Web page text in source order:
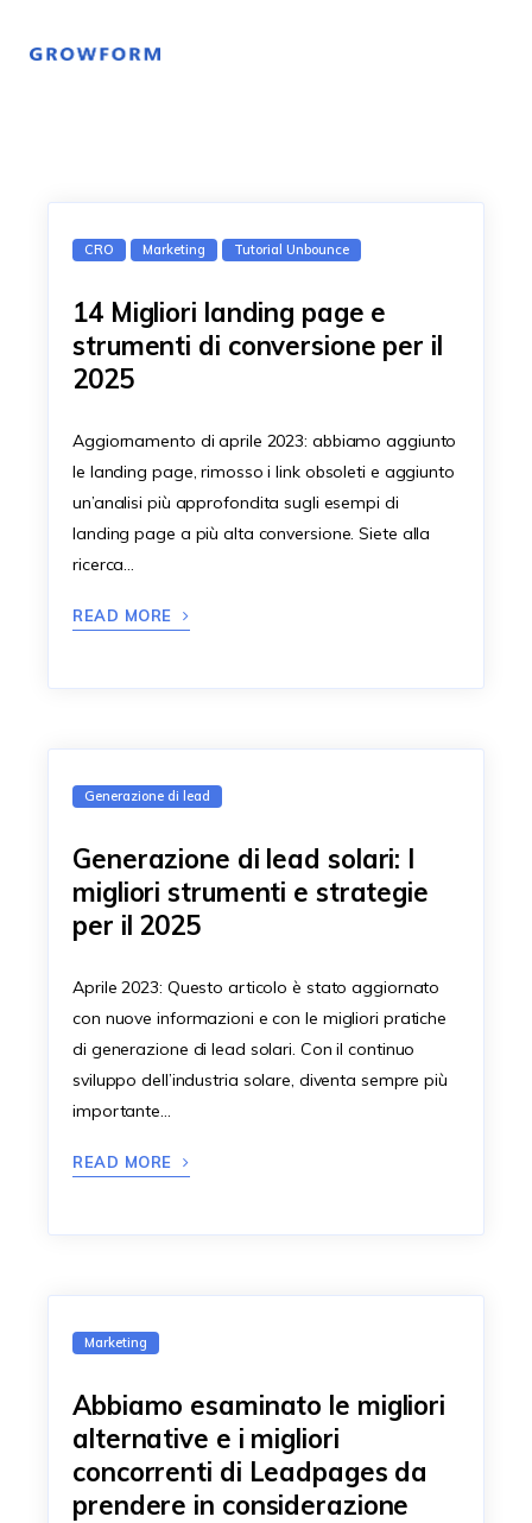
CRO Marketing Tutorial Unbounce
14 Migliori landing page e
strumenti di conversione per il
2025
Aggiornamento di aprile 2023: abbiamo aggiunto
le landing page, rimosso i link obsoleti e aggiunto
un’analisi più approfondita sugli esempi di
landing page a più alta conversione. Siete alla
ricerca…
READ MORE
Generazione di lead
Generazione di lead solari: I
migliori strumenti e strategie
per il 2025
Aprile 2023: Questo articolo è stato aggiornato
con nuove informazioni e con le migliori pratiche
di generazione di lead solari. Con il continuo
sviluppo dell’industria solare, diventa sempre più
importante…
READ MORE
Marketing
Abbiamo esaminato le migliori
alternative e i migliori
concorrenti di Leadpages da
prendere in considerazione